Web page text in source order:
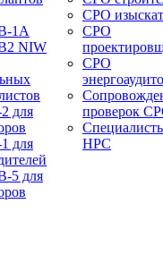
1A
NIW
для
для
5 для
СРО
СРО
СРО
проверок
НРС